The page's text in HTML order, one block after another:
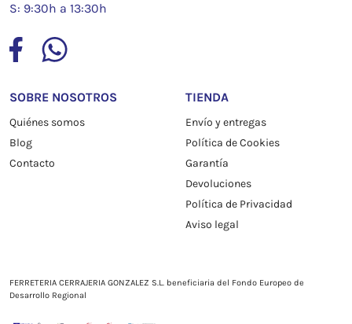
S: 9:30h a 13:30h
SOBRE NOSOTROS
Quiénes somos
Blog
Contacto
TIENDA
Envío y entregas
Política de Cookies
Garantía
Devoluciones
Política de Privacidad
Aviso legal
FERRETERIA CERRAJERIA GONZALEZ S.L. beneficiaria del Fondo Europeo de
Desarrollo Regional